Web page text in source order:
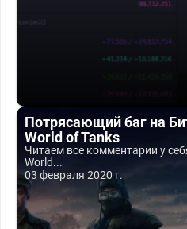
Потрясающий баг на
World of Tanks
Читаем все комментарии у
World...
03 февраля 2020 г.